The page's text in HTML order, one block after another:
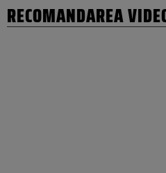
RECOMANDAREA